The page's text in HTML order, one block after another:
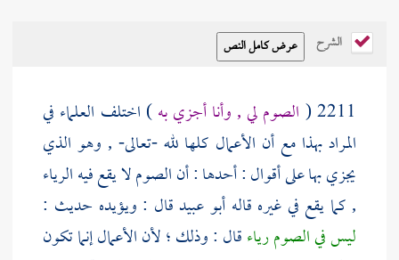
الشرح
2211 ( الصوم لي , وأنا أجزي به) اختلف العلماء في
المراد بهذا مع أن الأعمال كلها لله -تعالى- , وهو الذي
يجزي بها على أقوال : أحدها : أن الصوم لا يقع فيه الرياء
, كما يقع في غيره قاله أبو عبيدقال : ويؤيده حديث :
ليس في الصوم رياءقال : وذلك ؛ لأن الأعمال إنما تكون